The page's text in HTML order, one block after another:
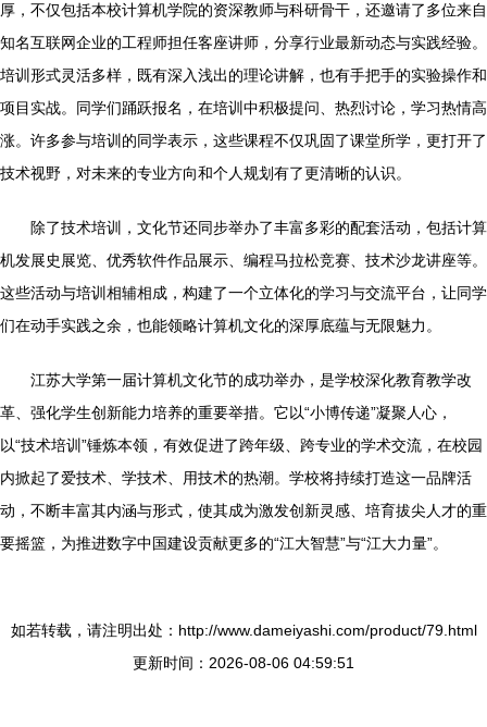
厚，不仅包括本校计算机学院的资深教师与科研骨干，还邀请了多位来自
知名互联网企业的工程师担任客座讲师，分享行业最新动态与实践经验。
培训形式灵活多样，既有深入浅出的理论讲解，也有手把手的实验操作和
项目实战。同学们踊跃报名，在培训中积极提问、热烈讨论，学习热情高
涨。许多参与培训的同学表示，这些课程不仅巩固了课堂所学，更打开了
技术视野，对未来的专业方向和个人规划有了更清晰的认识。
除了技术培训，文化节还同步举办了丰富多彩的配套活动，包括计算
机发展史展览、优秀软件作品展示、编程马拉松竞赛、技术沙龙讲座等。
这些活动与培训相辅相成，构建了一个立体化的学习与交流平台，让同学
们在动手实践之余，也能领略计算机文化的深厚底蕴与无限魅力。
江苏大学第一届计算机文化节的成功举办，是学校深化教育教学改
革、强化学生创新能力培养的重要举措。它以“小博传递”凝聚人心，
以“技术培训”锤炼本领，有效促进了跨年级、跨专业的学术交流，在校园
内掀起了爱技术、学技术、用技术的热潮。学校将持续打造这一品牌活
动，不断丰富其内涵与形式，使其成为激发创新灵感、培育拔尖人才的重
要摇篮，为推进数字中国建设贡献更多的“江大智慧”与“江大力量”。
如若转载，请注明出处：http://www.dameiyashi.com/product/79.html
更新时间：2026-08-06 04:59:51